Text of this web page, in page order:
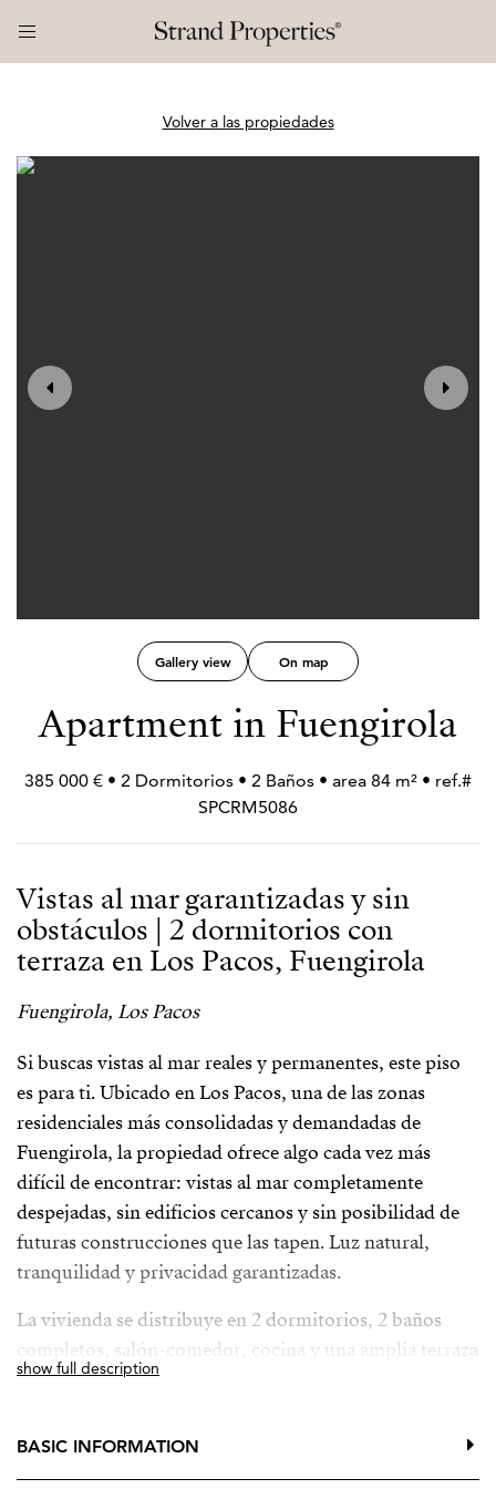
Volver a las propiedades
Gallery view On map
Apartment in Fuengirola
385 000 € • 2 Dormitorios • 2 Baños • area 84 m² • ref.#
SPCRM5086
Vistas al mar garantizadas y sin
obstáculos | 2 dormitorios con
terraza en Los Pacos, Fuengirola
Fuengirola, Los Pacos
Si buscas vistas al mar reales y permanentes, este piso
es para ti. Ubicado en Los Pacos, una de las zonas
residenciales más consolidadas y demandadas de
Fuengirola, la propiedad ofrece algo cada vez más
difícil de encontrar: vistas al mar completamente
despejadas, sin edificios cercanos y sin posibilidad de
futuras construcciones que las tapen. Luz natural,
tranquilidad y privacidad garantizadas.
La vivienda se distribuye en 2 dormitorios, 2 baños
completos, salón-comedor, cocina y una amplia terraza
desde la que disfrutar del mar y del clima durante todo
Forma parte de una urbanización con piscina, jardines
show full description
BASIC INFORMATION